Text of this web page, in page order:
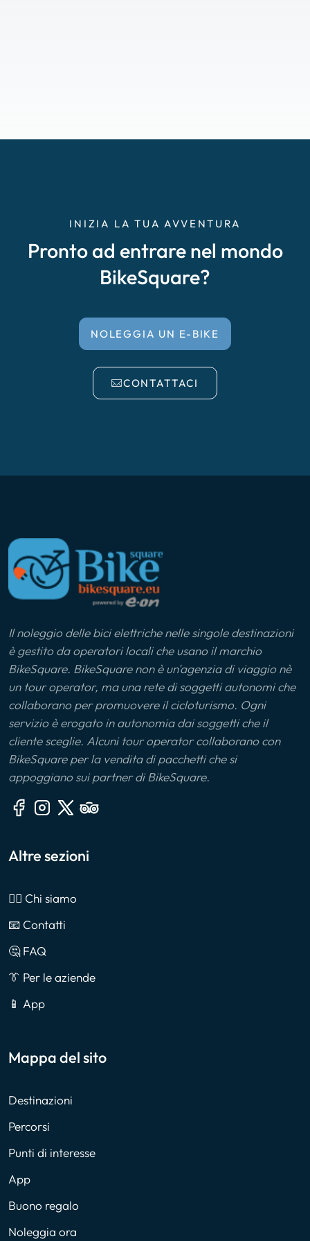
INIZIA LA TUA AVVENTURA
Pronto ad entrare nel mondo
BikeSquare?
NOLEGGIA UN E-BIKE
CONTATTACI
Il noleggio delle bici elettriche nelle singole destinazioni
è gestito da operatori locali che usano il marchio
BikeSquare. BikeSquare non è un'agenzia di viaggio nè
un tour operator, ma una rete di soggetti autonomi che
collaborano per promuovere il cicloturismo. Ogni
servizio è erogato in autonomia dai soggetti che il
cliente sceglie. Alcuni tour operator collaborano con
BikeSquare per la vendita di pacchetti che si
appoggiano sui partner di BikeSquare.
Altre sezioni
🙎‍♂️ Chi siamo
📧 Contatti
🤔 FAQ
👔 Per le aziende
📱 App
Mappa del sito
Destinazioni
Percorsi
Punti di interesse
App
Buono regalo
Noleggia ora